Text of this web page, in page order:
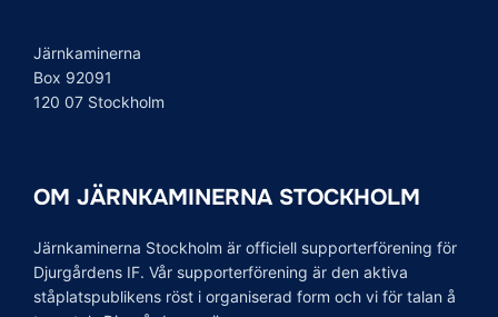
Järnkaminerna
Box 92091
120 07 Stockholm
OM JÄRNKAMINERNA STOCKHOLM
Järnkaminerna Stockholm är officiell supporterförening för
Djurgårdens IF. Vår supporterförening är den aktiva
ståplatspublikens röst i organiserad form och vi för talan å